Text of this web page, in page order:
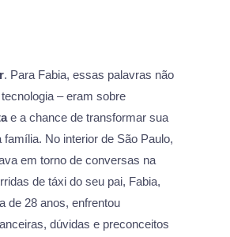
. Para Fabia, essas palavras não
– eram sobre
e a chance de transformar sua
família. No interior de São Paulo,
em torno de conversas na
de táxi do seu pai, Fabia,
de 28 anos, enfrentou
dúvidas e preconceitos